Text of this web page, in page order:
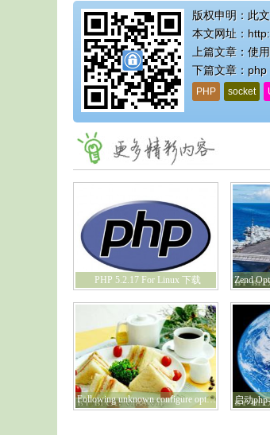
版权申明：此
本文网址：
上篇文章： 使
下篇文章： php
PHP socket
PHP 5.2.17 For Linux 下载
Following unknown configure options were used:--enable-fpm